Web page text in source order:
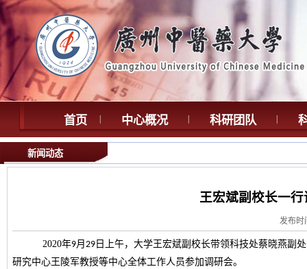
首页 中心概况 科研团队
新闻动态
王宏斌副校长一行
发布时
2020年9月 29 日上午， 大学王宏斌副校长带领科技处蔡晓燕副
研究中心王陵军教授等中心全体工作人员参加调研会。